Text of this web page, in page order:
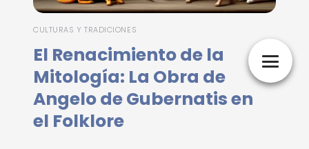
CULTURAS Y TRADICIONES
El Renacimiento de la
Mitología: La Obra de
Angelo de Gubernatis en
el Folklore